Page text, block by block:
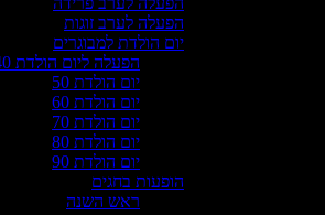
הפעלה לערב זוגות
יום הולדת למבוגרים
הפעלה ליום הולדת 40
יום הולדת 50
יום הולדת 60
יום הולדת 70
יום הולדת 80
יום הולדת 90
הופעות בחגים
ראש השנה